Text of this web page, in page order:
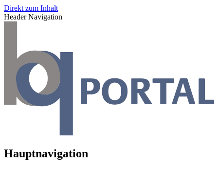
Direkt zum Inhalt
Header Navigation
Hauptnavigation